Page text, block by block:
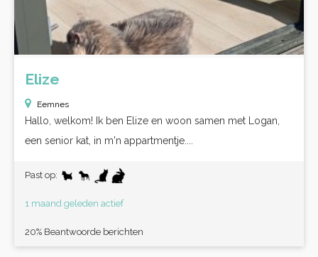
Elize
Eemnes
Hallo, welkom! Ik ben Elize en woon samen met Logan,
een senior kat, in m'n appartmentje....
Past op:
1 maand geleden actief
20% Beantwoorde berichten